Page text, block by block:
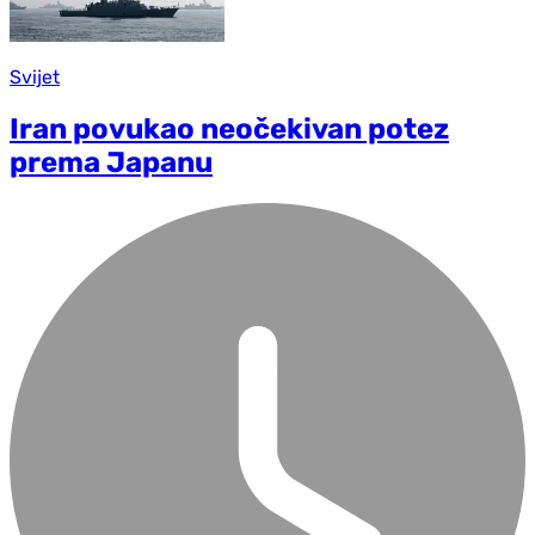
Svijet
Iran povukao neočekivan potez
prema Japanu